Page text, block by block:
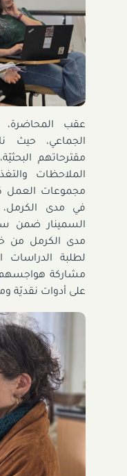
عقب
الجماعي، حيث
مقترحاتهم
الملاحظات
مجموعات العمل
في مدى
السمينار ضمن
مدى الكرمل من
لطلبة الدراسات
مشاركة هواجسهم
على أدوات نقديّة